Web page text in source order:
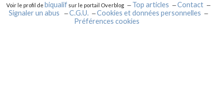
Voir le profil de biqualif sur le portail Overblog Top articles
Contact
Signaler un abus
C.G.U.
Cookies et données personnelles
Préférences cookies